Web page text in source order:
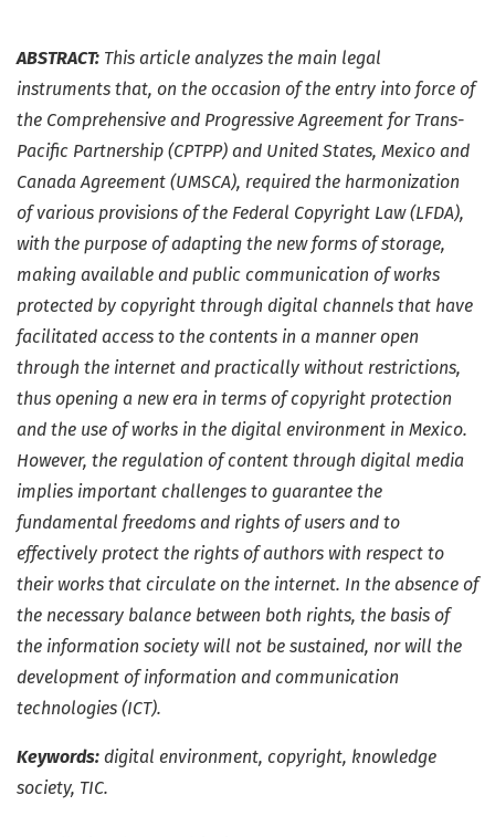
ABSTRACT: This article analyzes the main legal
instruments that, on the occasion of the entry into force of
the Comprehensive and Progressive Agreement for Trans-
Pacific Partnership (CPTPP) and United States, Mexico and
Canada Agreement (UMSCA), required the harmonization
of various provisions of the Federal Copyright Law (LFDA),
with the purpose of adapting the new forms of storage,
making available and public communication of works
protected by copyright through digital channels that have
facilitated access to the contents in a manner open
through the internet and practically without restrictions,
thus opening a new era in terms of copyright protection
and the use of works in the digital environment in Mexico.
However, the regulation of content through digital media
implies important challenges to guarantee the
fundamental freedoms and rights of users and to
effectively protect the rights of authors with respect to
their works that circulate on the internet. In the absence of
the necessary balance between both rights, the basis of
the information society will not be sustained, nor will the
development of information and communication
technologies (ICT).
Keywords: digital environment, copyright, knowledge
society, TIC.